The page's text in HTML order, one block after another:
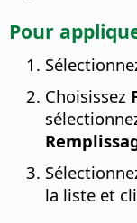
Pour
Choisissez
la liste et